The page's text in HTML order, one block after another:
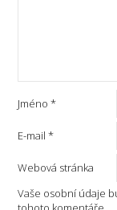
Jméno*
E-mail*
Webová stránka
Vaše osobní údaje